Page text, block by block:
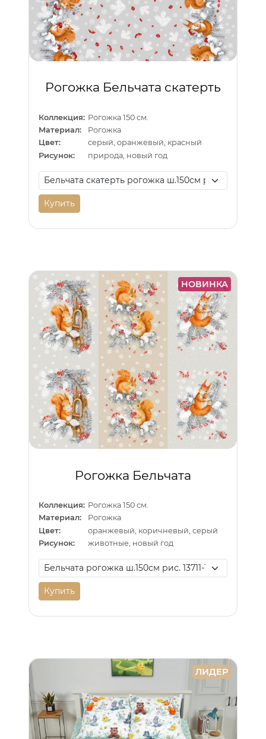
Рогожка Бельчата скатерть
Коллекция: Рогожка 150 см.
Материал:
Рогожка
Цвет:
серый, оранжевый, красный
Рисунок:
природа, новый год
Купить
НОВИНКА
Рогожка Бельчата
Коллекция: Рогожка 150 см.
Материал:
Рогожка
Цвет:
оранжевый, коричневый, серый
Рисунок:
животные, новый год
Купить
ЛИДЕР